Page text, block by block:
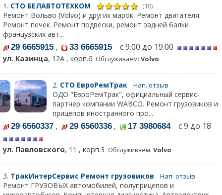
1. СТО БЕЛАВТОТЕХКОМ (10)
Ремонт Вольво (Volvo) и других марок. Ремонт двигателя.
Ремонт печек. Ремонт подвески, ремонт задней балки
французских авт...
29 6665915 , 33 6665915 с 9.00 до 19.00
ул. Казинца, 12А , корп.6 Обслуживаем: Volvo
2. СТО ЕвроРемТрак Нап. отзыв
ОДО "ЕвроРемТрак", официальный сервис-
партнер компании WABCO. Ремонт грузовиков и
прицепов иностранного про...
29 6560337 , 29 6560336 , 17 3980684с 9 до 18
ул. Павловского, 11 , корп.3 Обслуживаем: Volvo
3. ТракИнтерСервис Ремонт грузовиков Нап. отзыв
Ремонт ГРУЗОВЫХ автомобилей, полуприцепов и